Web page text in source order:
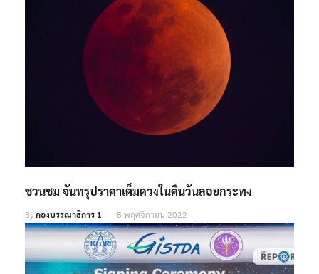
ชวนชม จันทรุปราคาเต็มดวงในคืนวันลอยกระทง
Byกองบรรณาธิการ 1 8 พฤศจิกายน 2022